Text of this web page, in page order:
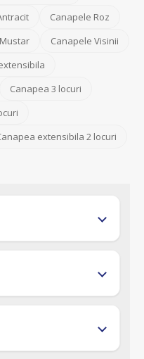
Canapele Roz
Canapele Visinii
Canapea 3 locuri
extensibila 2 locuri